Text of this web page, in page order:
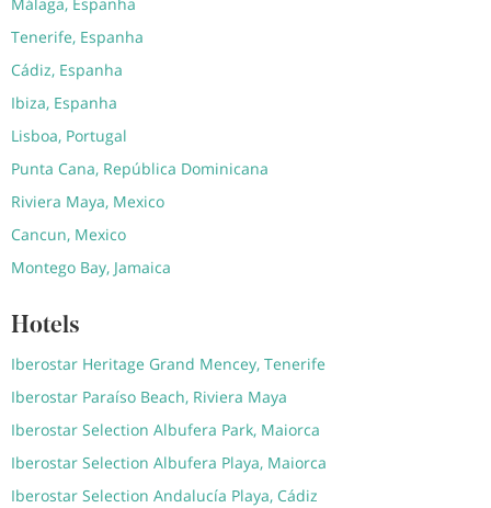
Málaga, Espanha
Tenerife, Espanha
Cádiz, Espanha
Ibiza, Espanha
Lisboa, Portugal
Punta Cana, República Dominicana
Riviera Maya, Mexico
Cancun, Mexico
Montego Bay, Jamaica
Hotels
Iberostar Heritage Grand Mencey, Tenerife
Iberostar Paraíso Beach, Riviera Maya
Iberostar Selection Albufera Park, Maiorca
Iberostar Selection Albufera Playa, Maiorca
Iberostar Selection Andalucía Playa, Cádiz